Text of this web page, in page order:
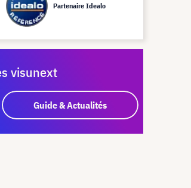
Partenaire Idealo
visunext
Guide & Actualités